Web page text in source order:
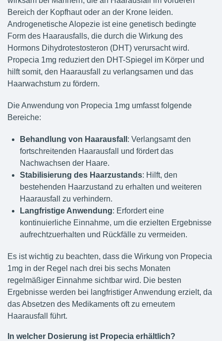
Bereich der Kopfhaut oder an der Krone leiden.
Androgenetische Alopezie ist eine genetisch bedingte
Form des Haarausfalls, die durch die Wirkung des
Hormons Dihydrotestosteron (DHT) verursacht wird.
Propecia 1mg reduziert den DHT-Spiegel im Körper und
hilft somit, den Haarausfall zu verlangsamen und das
Haarwachstum zu fördern.
Die Anwendung von Propecia 1mg umfasst folgende
Bereiche:
Behandlung von Haarausfall : Verlangsamt den
fortschreitenden Haarausfall und fördert das
Nachwachsen der Haare.
Stabilisierung des Haarzustands: Hilft, den
bestehenden Haarzustand zu erhalten und weiteren
Haarausfall zu verhindern.
Langfristige Anwendung: Erfordert eine
kontinuierliche Einnahme, um die erzielten Ergebnisse
aufrechtzuerhalten und Rückfälle zu vermeiden.
Es ist wichtig zu beachten, dass die Wirkung von Propecia
1mg in der Regel nach drei bis sechs Monaten
regelmäßiger Einnahme sichtbar wird. Die besten
Ergebnisse werden bei langfristiger Anwendung erzielt, da
das Absetzen des Medikaments oft zu erneutem
Haarausfall führt.
In welcher Dosierung ist Propecia erhältlich?